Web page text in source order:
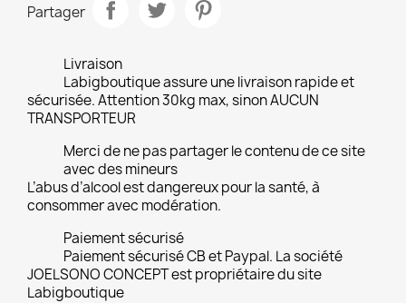
Partager
Livraison
Labigboutique assure une livraison rapide et
sécurisée. Attention 30kg max, sinon AUCUN
TRANSPORTEUR
Merci de ne pas partager le contenu de ce site
avec des mineurs
L’abus d’alcool est dangereux pour la santé, à
consommer avec modération.
Paiement sécurisé
Paiement sécurisé CB et Paypal. La société
JOELSONO CONCEPT est propriétaire du site
Labigboutique